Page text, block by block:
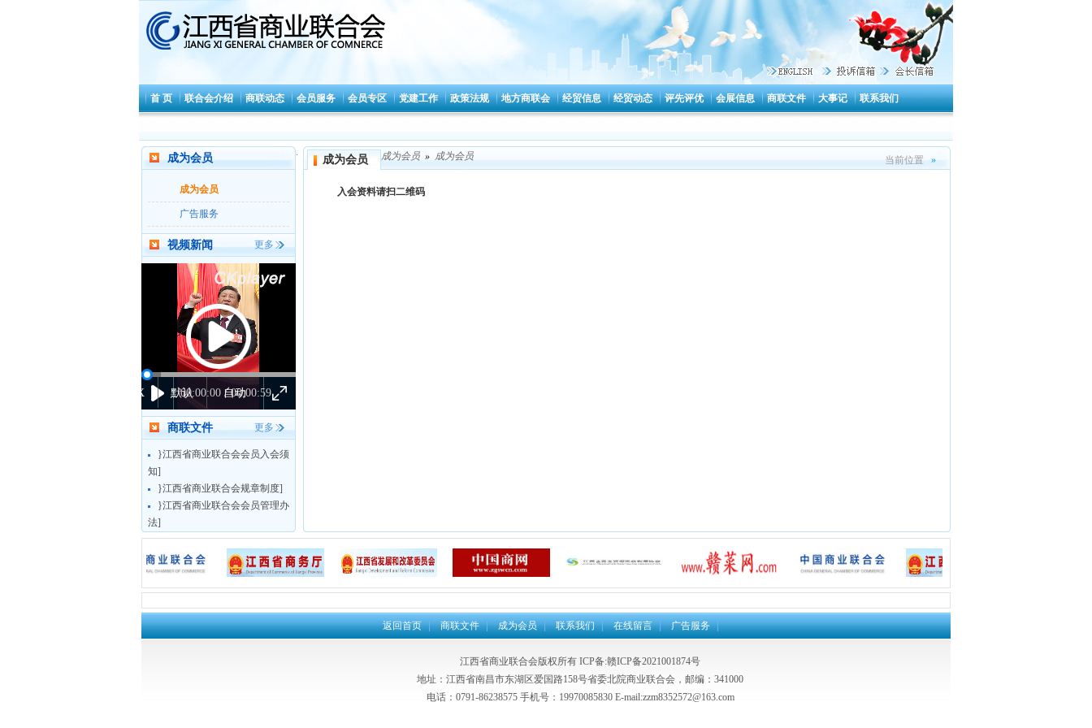
首 页 联合会介绍 商联动态 会员服务 会员专区 党建工作 政策法规 地方商联会 经贸信息 经贸动态 评先评优 会展信息 商联文件 大事记 联系我们
成为会员
成为会员
广告服务
更多
视频新闻
自动
1X 默认00:00:00 / 00:00:59
更多
商联文件
}江西省商业联合会会员入会须
知]
}江西省商业联合会规章制度]
}江西省商业联合会会员管理办
法]
.
当前位置 »
成为会员 » 成为会员
成为会员
入会资料请扫二维码
返回首页 商联文件 成为会员 联系我们 在线留言 广告服务
江西省商业联合会版权所有 ICP备:赣ICP备2021001874号
地址：江西省南昌市东湖区爱国路158号省委北院商业联合会，邮编：341000
电话：0791-86238575 手机号：19970085830 E-mail:zzm8352572@163.com